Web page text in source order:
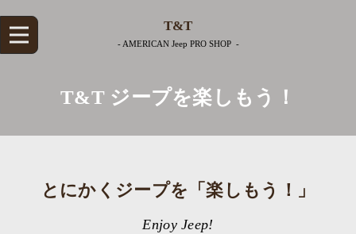
T&T
- AMERICAN Jeep PRO SHOP -
T&T ジープを楽しもう！
とにかくジープを「楽しもう！」
Enjoy Jeep!